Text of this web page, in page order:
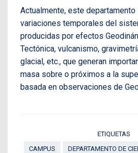
Actualmente, este
variaciones temporales del
producidas por efectos
Tectónica, vulcanismo,
glacial, etc., que generan
masa sobre o próximos a la
basada en observaciones de
ETIQUETAS
CAMPUS
DEPARTAMENTO DE